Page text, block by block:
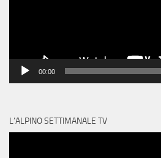
00:00
L’ALPINO SETTIMANALE TV